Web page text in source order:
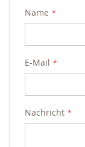
Name
E-Mail
Nachricht